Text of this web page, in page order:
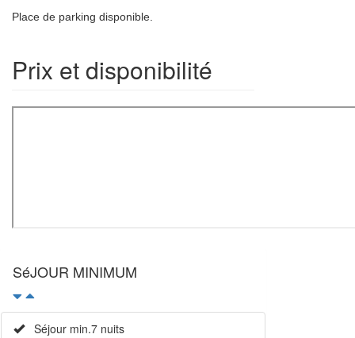
Place de parking disponible.
Prix et disponibilité
SéJOUR MINIMUM
Séjour min.7 nuits